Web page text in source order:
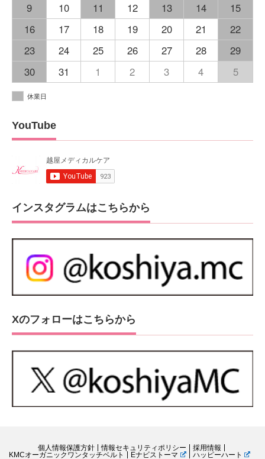
9
10 11 12 13 14
15
16
17 18 19 20 21
22
23
24 25 26 27 28
29
30
31 1 2 3 4 5
休業日
YouTube
インスタグラムはこちらから
Xのフォローはこちらから
個人情報保護方針 情報セキュリティポリシー
採用情報
KMCオーガニックワンタッチベルト
Eナビストーマ ハッピーハート